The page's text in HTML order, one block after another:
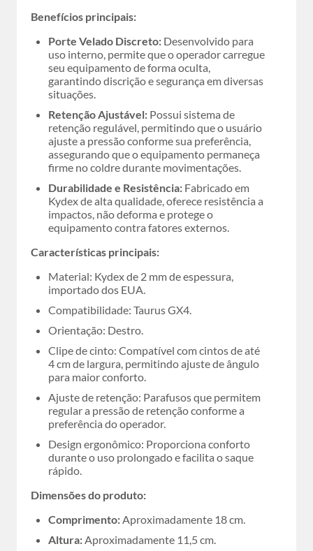
Benefícios principais:
Porte Velado Discreto: Desenvolvido para
uso interno, permite que o operador carregue
seu equipamento de forma oculta,
garantindo discrição e segurança em diversas
situações.
Retenção Ajustável: Possui sistema de
retenção regulável, permitindo que o usuário
ajuste a pressão conforme sua preferência,
assegurando que o equipamento permaneça
firme no coldre durante movimentações.
Durabilidade e Resistência: Fabricado em
Kydex de alta qualidade, oferece resistência a
impactos, não deforma e protege o
equipamento contra fatores externos.
Características principais:
Material: Kydex de 2 mm de espessura,
importado dos EUA.
Compatibilidade: Taurus GX4.
Orientação: Destro.
Clipe de cinto: Compatível com cintos de até
4 cm de largura, permitindo ajuste de ângulo
para maior conforto.
Ajuste de retenção: Parafusos que permitem
regular a pressão de retenção conforme a
preferência do operador.
Design ergonômico: Proporciona conforto
durante o uso prolongado e facilita o saque
rápido.
Dimensões do produto:
Comprimento:Aproximadamente 18 cm.
Altura:Aproximadamente 11,5 cm.